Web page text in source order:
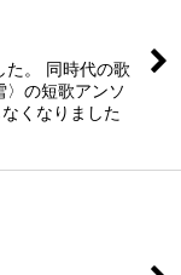
。 同時代の歌
の短歌アンソ
なくなりました